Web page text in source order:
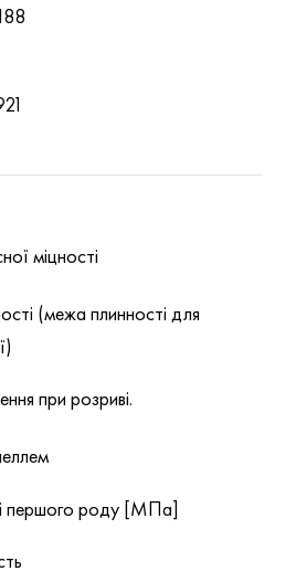
міцності
(межа плинності для
при розриві.
першого роду [МПа]